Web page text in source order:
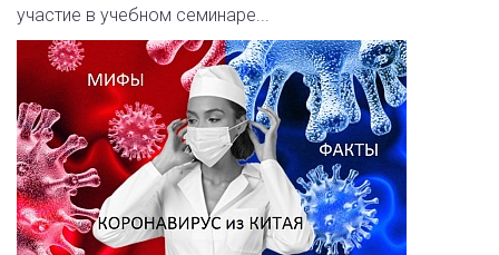
участие в учебном семинаре...